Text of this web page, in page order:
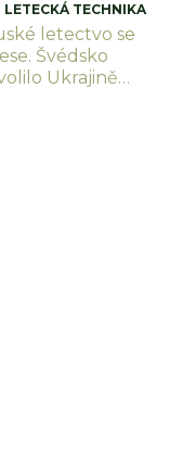
LETECKÁ TECHNIKA
letectvo se
Švédsko
Ukrajině